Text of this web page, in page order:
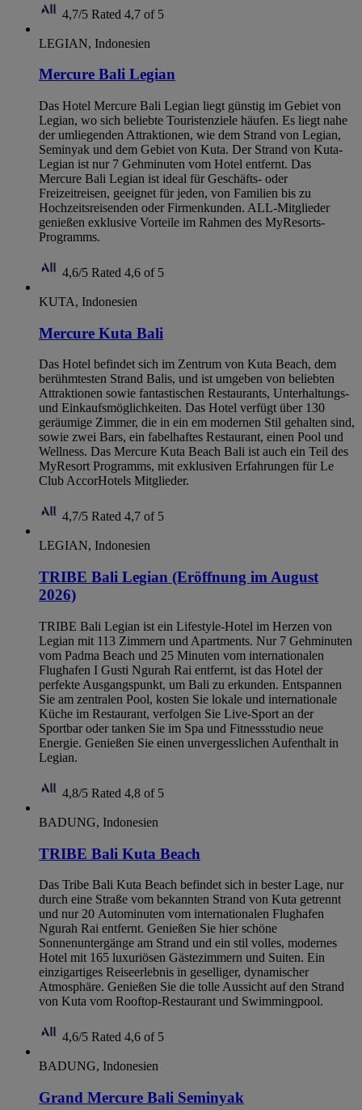
4,7/5 Rated 4,7 of 5
LEGIAN, Indonesien
Mercure Bali Legian
Das Hotel Mercure Bali Legian liegt günstig im Gebiet von
Legian, wo sich beliebte Touristenziele häufen. Es liegt nahe
der umliegenden Attraktionen, wie dem Strand von Legian,
Seminyak und dem Gebiet von Kuta. Der Strand von Kuta-
Legian ist nur 7 Gehminuten vom Hotel entfernt. Das
Mercure Bali Legian ist ideal für Geschäfts- oder
Freizeitreisen, geeignet für jeden, von Familien bis zu
Hochzeitsreisenden oder Firmenkunden. ALL-Mitglieder
genießen exklusive Vorteile im Rahmen des MyResorts-
Programms.
4,6/5 Rated 4,6 of 5
KUTA, Indonesien
Mercure Kuta Bali
Das Hotel befindet sich im Zentrum von Kuta Beach, dem
berühmtesten Strand Balis, und ist umgeben von beliebten
Attraktionen sowie fantastischen Restaurants, Unterhaltungs-
und Einkaufsmöglichkeiten. Das Hotel verfügt über 130
geräumige Zimmer, die in ein em modernen Stil gehalten sind,
sowie zwei Bars, ein fabelhaftes Restaurant, einen Pool und
Wellness. Das Mercure Kuta Beach Bali ist auch ein Teil des
MyResort Programms, mit exklusiven Erfahrungen für Le
Club AccorHotels Mitglieder.
4,7/5 Rated 4,7 of 5
LEGIAN, Indonesien
TRIBE Bali Legian (Eröffnung im August
2026)
TRIBE Bali Legian ist ein Lifestyle-Hotel im Herzen von
Legian mit 113 Zimmern und Apartments. Nur 7 Gehminuten
vom Padma Beach und 25 Minuten vom internationalen
Flughafen I Gusti Ngurah Rai entfernt, ist das Hotel der
perfekte Ausgangspunkt, um Bali zu erkunden. Entspannen
Sie am zentralen Pool, kosten Sie lokale und internationale
Küche im Restaurant, verfolgen Sie Live-Sport an der
Sportbar oder tanken Sie im Spa und Fitnessstudio neue
Energie. Genießen Sie einen unvergesslichen Aufenthalt in
Legian.
4,8/5 Rated 4,8 of 5
BADUNG, Indonesien
TRIBE Bali Kuta Beach
Das Tribe Bali Kuta Beach befindet sich in bester Lage, nur
durch eine Straße vom bekannten Strand von Kuta getrennt
und nur 20 Autominuten vom internationalen Flughafen
Ngurah Rai entfernt. Genießen Sie hier schöne
Sonnenuntergänge am Strand und ein stil volles, modernes
Hotel mit 165 luxuriösen Gästezimmern und Suiten. Ein
einzigartiges Reiseerlebnis in geselliger, dynamischer
Atmosphäre. Genießen Sie die tolle Aussicht auf den Strand
von Kuta vom Rooftop-Restaurant und Swimmingpool.
4,6/5 Rated 4,6 of 5
BADUNG, Indonesien
Grand Mercure Bali Seminyak